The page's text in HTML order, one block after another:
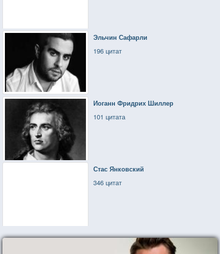
Эльчин Сафарли
196 цитат
Иоганн Фридрих Шиллер
101 цитата
Стас Янковский
346 цитат